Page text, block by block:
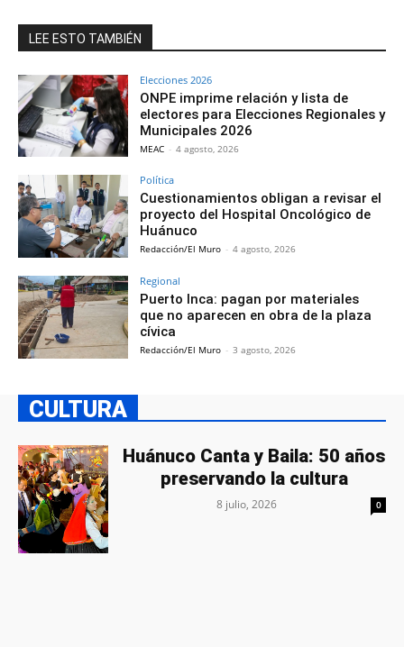
LEE ESTO TAMBIÉN
Elecciones 2026
ONPE imprime relación y lista de
electores para Elecciones Regionales y
Municipales 2026
MEAC - 4 agosto, 2026
Política
Cuestionamientos obligan a revisar el
proyecto del Hospital Oncológico de
Huánuco
Redacción/El Muro - 4 agosto, 2026
Regional
Puerto Inca: pagan por materiales
que no aparecen en obra de la plaza
cívica
Redacción/El Muro - 3 agosto, 2026
CULTURA
Huánuco Canta y Baila: 50 años
preservando la cultura
8 julio, 2026 0